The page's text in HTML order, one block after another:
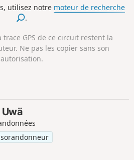
château, puis emprunte la route
Abenden, le point sud du circuit,
utilisez notre moteur de recherche
.
GPS de ce circuit restent la
Ne pas les copier sans son
autorisation.